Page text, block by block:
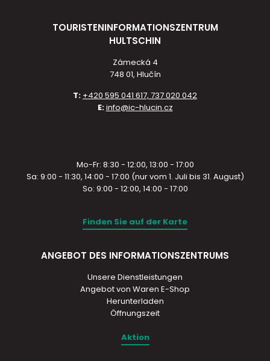
TOURISTENINFORMATIONSZENTRUM
HULTSCHIN
Zámecká 4
748 01, Hlučín
T: +420 595 041 617, 737 020 042
E:info@ic-hlucin.cz
Mo-Fr: 8:30 - 12:00, 13:00 - 17:00
Sa: 9:00 - 11:30, 14:00 - 17:00 (nur vom 1. Juli bis 31. August)
So: 9:00 - 12:00, 14:00 - 17:00
Finden Sie auf der Karte
ANGEBOT DES INFORMATIONSZENTRUMS
Unsere Dienstleistungen
Angebot von Waren E-Shop
Herunterladen
Öffnungszeit
Aktion